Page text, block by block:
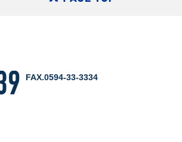
FAX.0594-33-3334